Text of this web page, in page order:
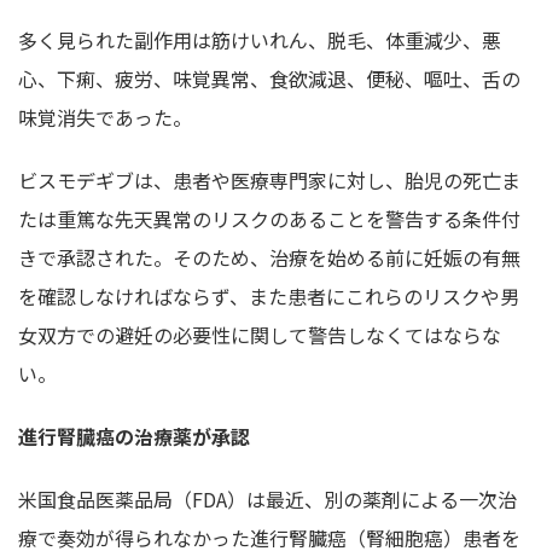
多く見られた副作用は筋けいれん、脱毛、体重減少、悪
心、下痢、疲労、味覚異常、食欲減退、便秘、嘔吐、舌の
味覚消失であった。
ビスモデギブは、患者や医療専門家に対し、胎児の死亡ま
たは重篤な先天異常のリスクのあることを警告する条件付
きで承認された。そのため、治療を始める前に妊娠の有無
を確認しなければならず、また患者にこれらのリスクや男
女双方での避妊の必要性に関して警告しなくてはならな
い。
進行腎臓癌の治療薬が承認
米国食品医薬品局（FDA）は最近、別の薬剤による一次治
療で奏効が得られなかった進行腎臓癌（腎細胞癌）患者を